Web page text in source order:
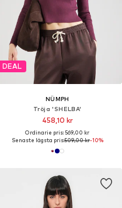
DEAL
NÜMPH
Tröja 'SHELBA'
458,10 kr
Ordinarie pris: 569,00 kr
Senaste lägsta pris:509,00 kr-10%